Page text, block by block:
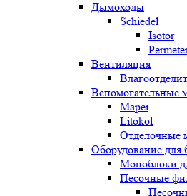
Дымоходы
Schiedel
Isotor
Вентиляция
Вспомогательные
Mapei
Litokol
Отделочные
Оборудование для
Моноблоки
Песочные